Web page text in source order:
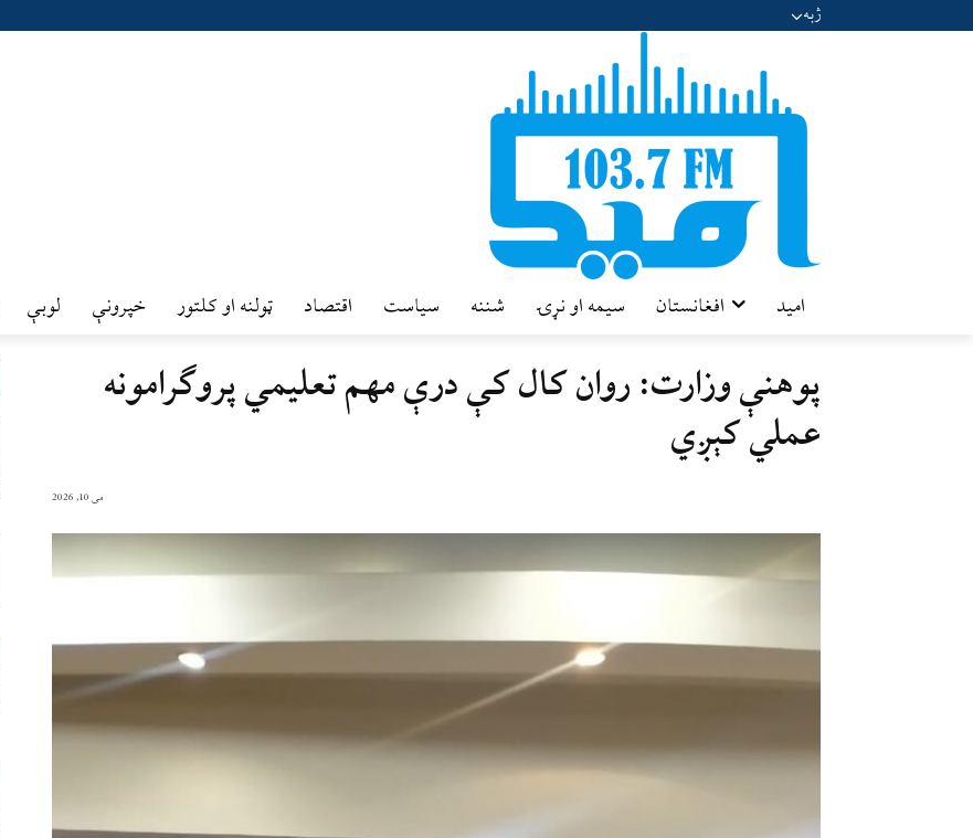
ژبه
امید افغانستان سیمه او نړۍ شننه سیاست اقتصاد ټولنه او کلتور خپرونې لوبې
پوهنې وزارت: روان کال کې درې مهم تعلیمي پروګرامونه
عملي کېږي
می 10, 2026